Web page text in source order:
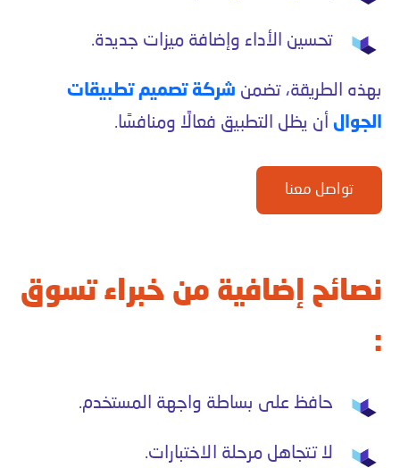
تحسين الأداء وإضافة ميزات جديدة.
بهذه الطريقة، تضمن شركة تصميم تطبيقات
الجوال أن يظل التطبيق فعالًا ومنافسًا.
تواصل معنا
نصائح إضافية من خبراء تسوق
:
حافظ على بساطة واجهة المستخدم.
لا تتجاهل مرحلة الاختبارات.